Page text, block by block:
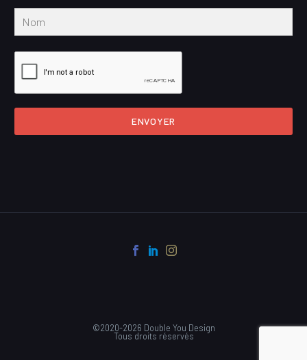
ENVOYER
©2020-2026 Double You Design
Tous droits réservés